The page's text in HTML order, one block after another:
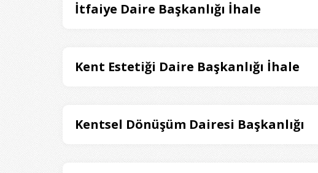
İtfaiye Daire Başkanlığı İhale
Kent Estetiği Daire Başkanlığı İhale
Kentsel Dönüşüm Dairesi Başkanlığı